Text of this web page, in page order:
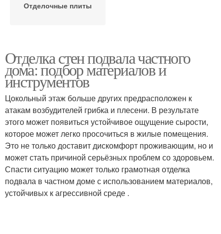
Отделочные плиты
Отделка стен подвала частного
дома: подбор материалов и
инструментов
Цокольный этаж больше других предрасположен к
атакам возбудителей грибка и плесени. В результате
этого может появиться устойчивое ощущение сырости,
которое может легко просочиться в жилые помещения.
Это не только доставит дискомфорт проживающим, но и
может стать причиной серьёзных проблем со здоровьем.
Спасти ситуацию может только грамотная отделка
подвала в частном доме с использованием материалов,
устойчивых к агрессивной среде .